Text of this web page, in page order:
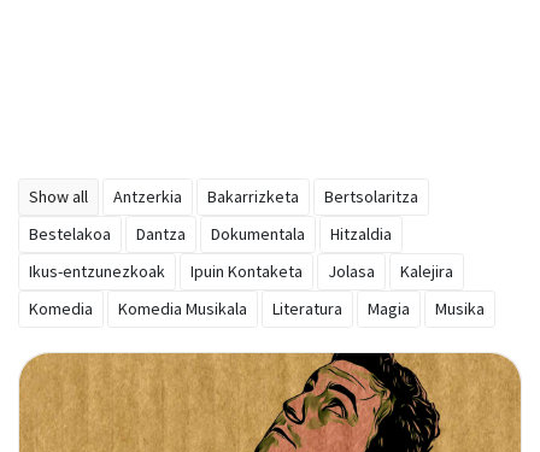
Show all Antzerkia Bakarrizketa
Bertsolaritza
Bestelakoa
Dantza Dokumentala
Hitzaldia
Ikus-entzunezkoak
Ipuin Kontaketa Jolasa
Kalejira
Komedia
Komedia Musikala Literatura Magia Musika